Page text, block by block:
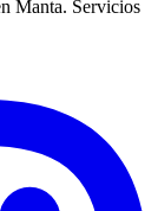
Manta. Servicios